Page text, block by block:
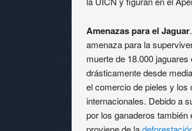
Amenazas para el Jaguar
amenaza para la
muerte de 18.000
drásticamente desde
el comercio de pieles y
internacionales. Debido a
por los ganaderos